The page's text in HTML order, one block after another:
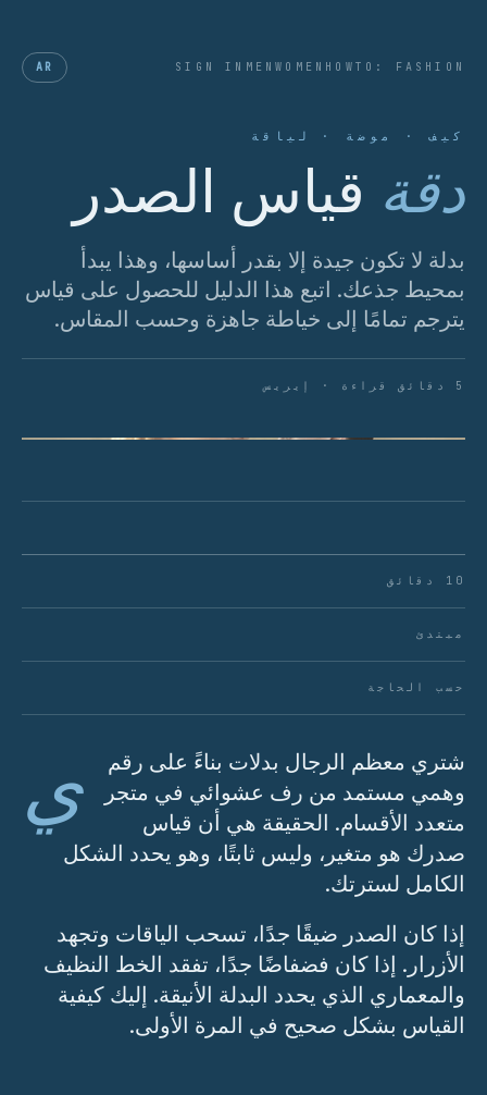
HOWTO: FASHION
WOMEN
MEN
SIGN IN
AR
كيف · موضة · لياقة
دقة قياس الصدر
بدلة لا تكون جيدة إلا بقدر أساسها، وهذا يبدأ
بمحيط جذعك. اتبع هذا الدليل للحصول على قياس
يترجم تمامًا إلى خياطة جاهزة وحسب المقاس.
5 دقائق قراءة · إيريس
10 دقائق
مبتدئ
حسب الحاجة
ي
شتري معظم الرجال بدلات بناءً على رقم
وهمي مستمد من رف عشوائي في متجر
متعدد الأقسام. الحقيقة هي أن قياس
صدرك هو متغير، وليس ثابتًا، وهو يحدد الشكل
الكامل لسترتك.
إذا كان الصدر ضيقًا جدًا، تسحب الياقات وتجهد
الأزرار. إذا كان فضفاضًا جدًا، تفقد الخط النظيف
والمعماري الذي يحدد البدلة الأنيقة. إليك كيفية
القياس بشكل صحيح في المرة الأولى.